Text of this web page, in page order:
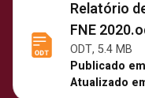
Relatório
FNE
ODT, 5.4 MB
Publicado em
Atualizado